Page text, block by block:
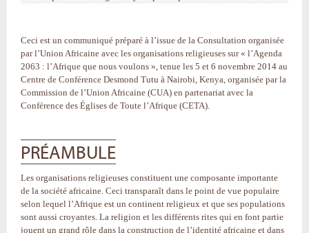
Ceci est un communiqué préparé à l’issue de la Consultation organisée
par l’Union Africaine avec les organisations religieuses sur « l’Agenda
2063 : l’Afrique que nous voulons », tenue les 5 et 6 novembre 2014 au
Centre de Conférence Desmond Tutu à Nairobi, Kenya, organisée par la
Commission de l’Union Africaine (CUA) en partenariat avec la
Conférence des Églises de Toute l’Afrique (CETA).
PRÉAMBULE
Les organisations religieuses constituent une composante importante
de la société africaine. Ceci transparaît dans le point de vue populaire
selon lequel l’Afrique est un continent religieux et que ses populations
sont aussi croyantes. La religion et les différents rites qui en font partie
jouent un grand rôle dans la construction de l’identité africaine et dans